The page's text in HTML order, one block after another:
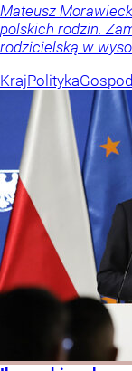
Mateusz
polskich rodzin.
rodzicielską w
KrajPolityka